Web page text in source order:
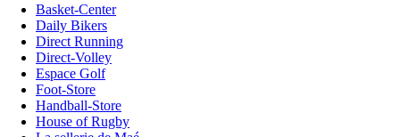
Basket-Center
Daily Bikers
Direct Running
Direct-Volley
Espace Golf
Foot-Store
Handball-Store
House of Rugby